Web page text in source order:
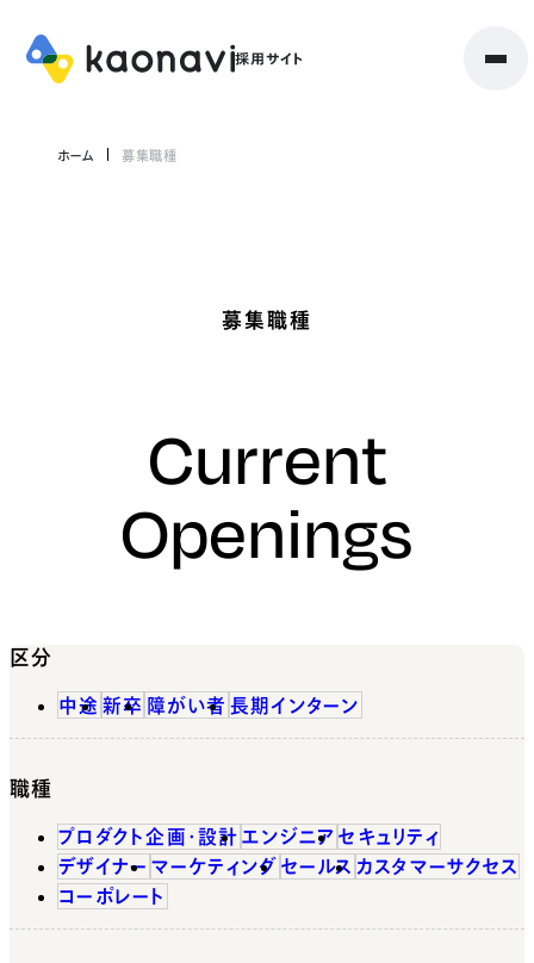
ホーム 募集職種
募集職種
Current
Openings
区分
中途 新卒 障がい者 長期インターン
職種
プロダクト企画・設計 エンジニア セキュリティ
デザイナー マーケティング セールス カスタマーサクセス
コーポレート